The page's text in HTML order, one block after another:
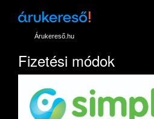
Árukereső.hu
Fizetési módok